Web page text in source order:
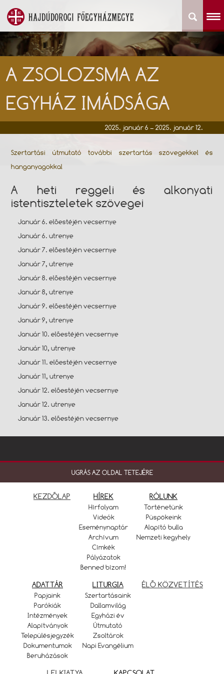
A ZSOLOZSMA AZ
EGYHÁZ IMÁDSÁGA
2025. január 6 – 2025. január 12.
Szertartási útmutató további szertartás szövegekkel és
hanganyagokkal
A heti reggeli és alkonyati
istentiszteletek szövegei
Január 6. előestéjén vecsernye
Január 6. utrenye
Január 7. előestéjén vecsernye
Január 7, utrenye
Január 8. előestéjén vecsernye
Január 8, utrenye
Január 9. előestéjén vecsernye
Január 9, utrenye
Január 10. előestéjén vecsernye
Január 10, utrenye
Január 11. előestéjén vecsernye
Január 11, utrenye
Január 12. előestéjén vecsernye
Január 12. utrenye
Január 13. előestéjén vecsernye
UGRÁS AZ OLDAL TETEJÉRE
KEZDŐLAP HÍREK
Hírfolyam
Videók
Eseménynaptár
Archívum
Címkék
Pályázatok
Benned bízom!
RÓLUNK
Történetünk
Püspökeink
Alapító bulla
Nemzeti kegyhely
ADATTÁR
Papjaink
Parókiák
Intézmények
Alapítványok
Településjegyzék
Dokumentumok
Beruházások
LITURGIA
Szertartásaink
Dallamvilág
Egyházi év
Útmutató
Zsoltárok
Napi Evangélium
ÉLŐ KÖZVETÍTÉS